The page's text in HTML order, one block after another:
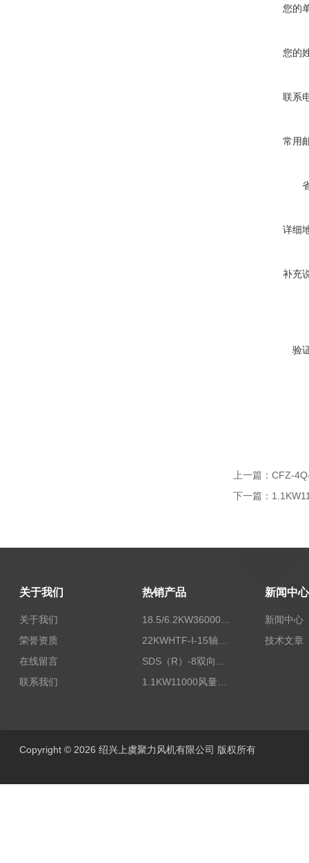
您的
您的
联系
常用
详细
补充
验
上一篇： CFZ-
下一篇：
关于我们
关于我们
荣誉资质
在线留言
联系我们
热销产品
1.1KW11000风量FDZ-5.5不锈钢壁式轴流风机
新闻中心
新闻中心
技术文章
Copyright © 2026 绍兴上虞聚力风机有限公司 版权所有